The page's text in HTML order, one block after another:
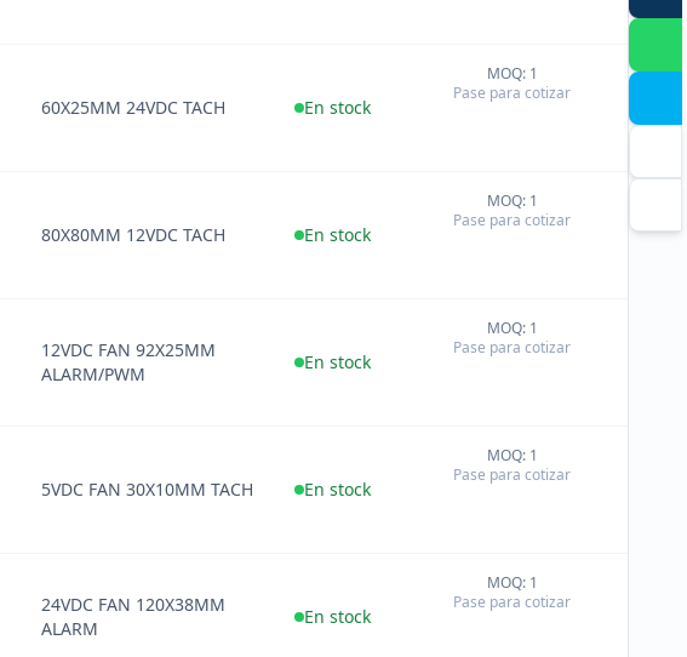
60X25MM 24VDC TACH En stock
MOQ: 1
Pase para cotizar
80X80MM 12VDC TACH En stock
MOQ: 1
Pase para cotizar
12VDC FAN 92X25MM
ALARM/PWM
En stock
MOQ: 1
Pase para cotizar
5VDC FAN 30X10MM TACH En stock
MOQ: 1
Pase para cotizar
24VDC FAN 120X38MM
ALARM
En stock
MOQ: 1
Pase para cotizar